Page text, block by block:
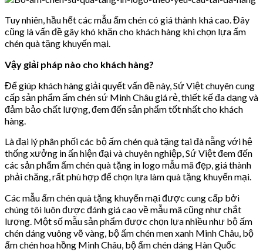
Tuy nhiên, hầu hết các mẫu ấm chén có giá thành khá cao. Đây
cũng là vấn đề gây khó khăn cho khách hàng khi chọn lựa ấm
chén quà tặng khuyến mại.
Vậy giải pháp nào cho khách hàng?
Để giúp khách hàng giải quyết vấn đề này, Sứ Việt chuyên cung
cấp sản phẩm ấm chén sứ Minh Châu giá rẻ, thiết kế đa dạng và
đảm bảo chất lượng, đem đến sản phẩm tốt nhất cho khách
hàng.
Là đại lý phân phối các bộ ấm chén quà tặng tại đà nẵng với hệ
thống xưởng in ấn hiện đại và chuyên nghiệp, Sứ Việt đem đến
các sản phẩm ấm chén quà tặng in logo mẫu mã đẹp, giá thành
phải chăng, rất phù hợp để chọn lựa làm quà tặng khuyến mại.
Các mẫu ấm chén quà tặng khuyến mại được cung cấp bởi
chúng tôi luôn được đánh giá cao về mẫu mã cũng như chắt
lượng. Một số mẫu sản phẩm được chọn lựa nhiều như bộ ấm
chén dáng vuông vẽ vàng, bộ ấm chén men xanh Minh Châu, bộ
ấm chén hoa hồng Minh Châu, bộ ấm chén dáng Hàn Quốc